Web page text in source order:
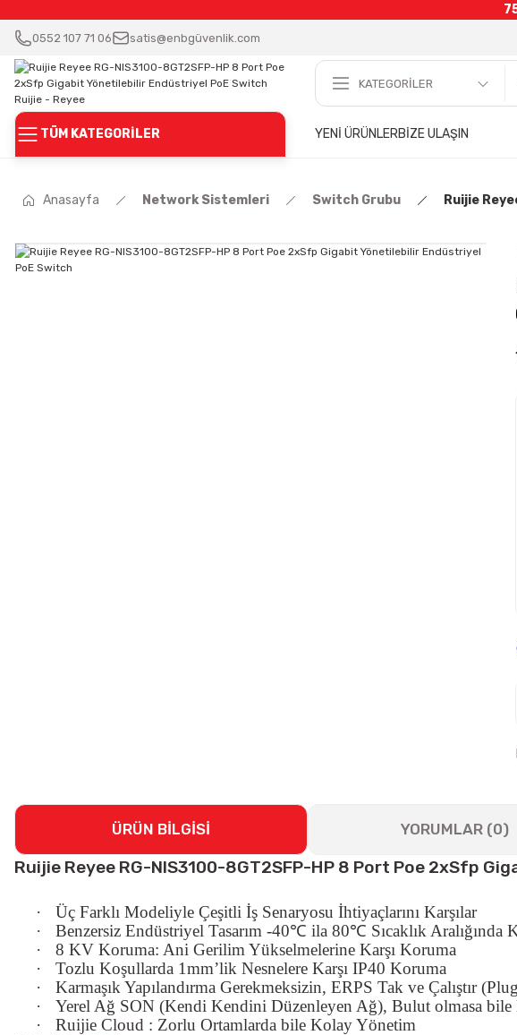
0552 107 71 06 satis@enbgüvenlik.com
TÜM KATEGORİLER YENİ ÜRÜNLERBİZE ULAŞIN
Anasayfa Network Sistemleri Switch Grubu Ruijie
ÜRÜN BİLGİSİ YORUMLAR (0)
Ruijie Reyee RG-NIS3100-8GT2SFP-HP 8 Port Poe 2xSfp
·
Üç Farklı Modeliyle Çeşitli İş Senaryosu İhtiyaçlarını Karşılar
·
Benzersiz Endüstriyel Tasarım -40℃ ila 80℃ Sıcaklık Aralığında
·
8 KV Koruma: Ani Gerilim Yükselmelerine Karşı Koruma
·
Tozlu Koşullarda 1mm’lik Nesnelere Karşı IP40 Koruma
·
Karmaşık Yapılandırma Gerekmeksizin, ERPS Tak ve Çalıştır
·
Yerel Ağ SON (Kendi Kendini Düzenleyen Ağ), Bulut olmasa bile
·
Ruijie Cloud : Zorlu Ortamlarda bile Kolay Yönetim